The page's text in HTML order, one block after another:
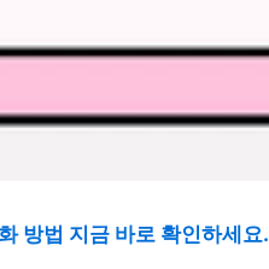
방법 지금 바로 확인하세요.